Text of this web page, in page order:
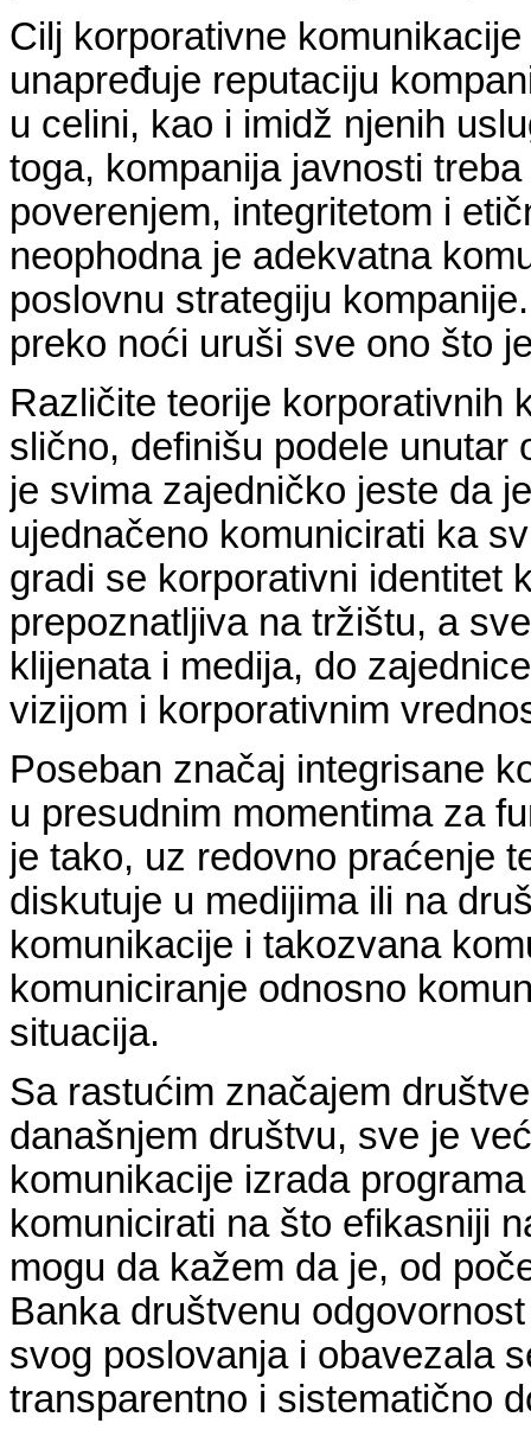
Cilj korporativne
unapređuje reputaciju
u celini, kao i imidž njenih
toga, kompanija javnosti
poverenjem, integritetom i
neophodna je adekvatna
poslovnu strategiju
preko noći uruši sve ono što
Različite teorije korporativnih
slično, definišu podele unutar
je svima zajedničko jeste da
ujednačeno komunicirati ka
gradi se korporativni identitet
prepoznatljiva na tržištu, a
klijenata i medija, do
vizijom i korporativnim
Poseban značaj integrisane
u presudnim momentima za
je tako, uz redovno praćenje
diskutuje u medijima ili na
komunikacije i takozvana
komuniciranje odnosno
situacija.
Sa rastućim značajem
današnjem društvu, sve je
komunikacije izrada
komunicirati na što efikasniji
mogu da kažem da je, od
Banka društvenu
svog poslovanja i obavezala
transparentno i sistematično